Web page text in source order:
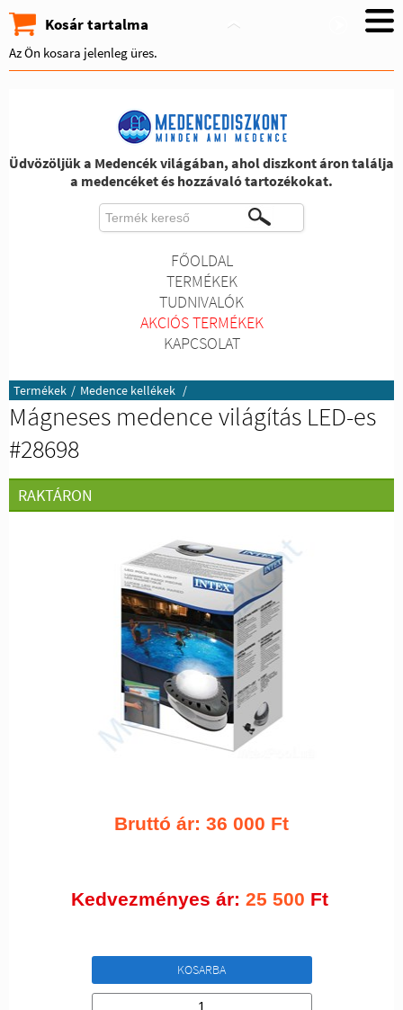
Kosár tartalma
Az Ön kosara jelenleg üres.
Üdvözöljük a Medencék világában, ahol diszkont áron találja
a medencéket és hozzávaló tartozékokat.
FŐOLDAL
TERMÉKEK
TUDNIVALÓK
AKCIÓS TERMÉKEK
KAPCSOLAT
Termékek / Medence kellékek /
Mágneses medence világítás LED-es
#28698
RAKTÁRON
Bruttó ár: 36 000 Ft
Kedvezményes ár: 25 500 Ft
KOSARBA